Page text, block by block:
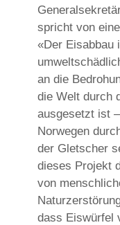
spricht von
«Der Eisabbau
an die
die Welt durch
ausgesetzt ist
Norwegen
der Gletscher
dieses Projekt
von
dass Eiswürfel